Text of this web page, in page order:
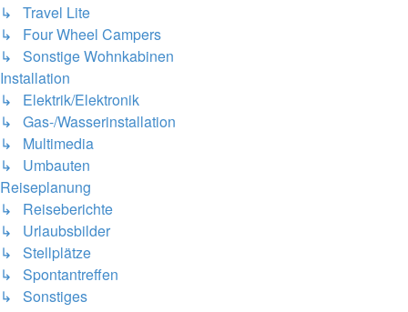
↳ Travel Lite
↳ Four Wheel Campers
↳ Sonstige Wohnkabinen
Installation
↳ Elektrik/Elektronik
↳ Gas-/Wasserinstallation
↳ Multimedia
↳ Umbauten
Reiseplanung
↳ Reiseberichte
↳ Urlaubsbilder
↳ Stellplätze
↳ Spontantreffen
↳ Sonstiges